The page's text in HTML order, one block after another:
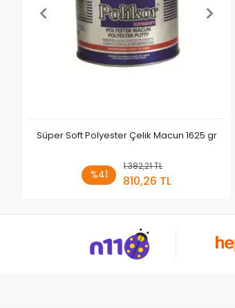
Süper Soft Polyester Çelik Macun 1625 gr
%41
1.382,21 TL
810,26 TL
Sepete Ekle